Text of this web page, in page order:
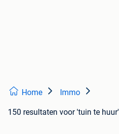
Home Immo
150 resultaten voor 'tuin te huur'